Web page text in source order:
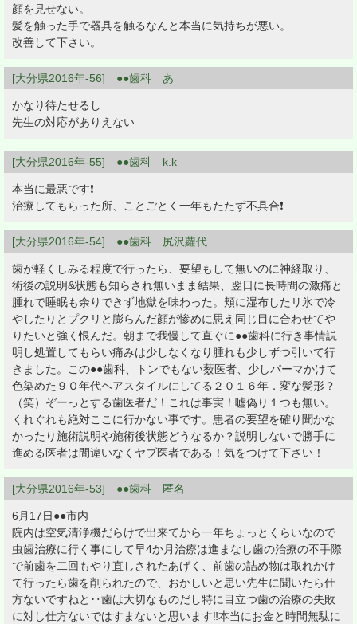
顔を見せない。
髪を触った手で器具を触るなんと本当に気持ちが悪い。
改善して下さい。
[大分県2016年-56] ●●歯科 あ
かなり待たせるし
先生の対応がありえない
[大分県2016年-55] ●●歯科 k.k
本当に最悪です❗
治療してもらった所、ことごとく一年もたたず不具合❗
[大分県2016年-54] ●●歯科 尻沢蘿代
歯が軽くしみる程度で行ったら、要望もして無いのに神経取り、
術後の説明&状態も知らされ無いまま結果、翌日に長時間の激痛と
腫れで睡眠も余りできず地獄を味わった。頬に湿布したリ氷で冷
やしたりとプクリと膨らんだ顔が惨めに思え同じ目に合わせてや
りたいと強く恨んだ。朝まで我慢して直ぐに●●歯科に行き事情説
明し処置してもらい痛みは少しなくなり腫れも少しずつ引いて行
きました。この●●歯科、トンでもない薮医者、少しパーマかけて
色染めた９Ｏ年代ヘアスタイルにしてる２０１６年．変な髪形？
（笑）ぞーっとする歯医者だ！これは事実！嘘偽り１つも無い。
くれぐれも絶対ここに行かない事です。患者の要望を確り聞かな
かったり施術説明や施術後状態どうなるか？説明しないで勝手に
進める医者は間違いなくヤブ医者である！気をつけて下さい！
[大分県2016年-53] ●●歯科 匿名
6月17日●●市内
院内は空気清浄機だらけで出来てから一年ちょっとくらいなので
虫歯治療に行く事にして早4か月治療は進まなし歯の治療の不手際
で前歯を二回もやり直しされたあげく、前歯の詰め物は取れかけ
て行ったら歯を削られたので、おかしいと思い先生に聞いたら仕
方ないですねと‥歯は大切なものだし特に目立つ歯の治療の失敗
に対し仕方ないではすまないと思います‼本当にお金と時間無駄に